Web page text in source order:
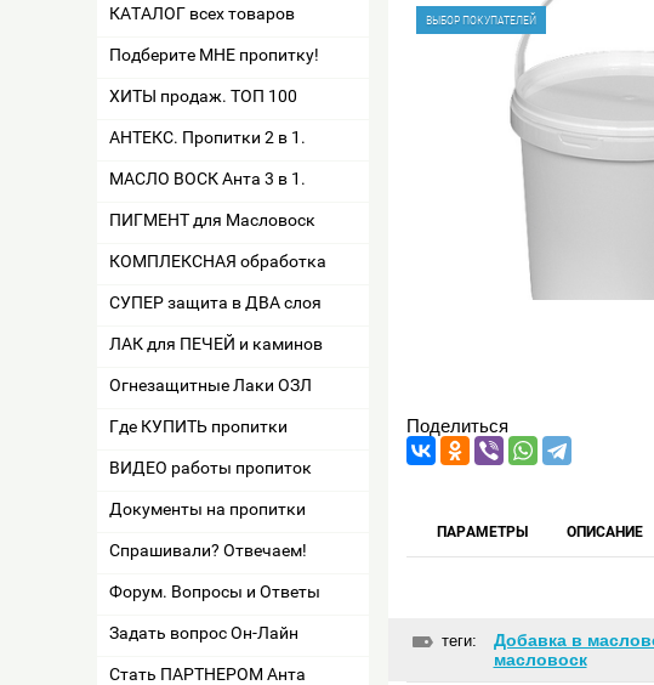
КАТАЛОГ всех товаров
Подберите МНЕ пропитку!
ХИТЫ продаж. ТОП 100
АНТЕКС. Пропитки 2 в 1.
МАСЛО ВОСК Анта 3 в 1.
ПИГМЕНТ для Масловоск
КОМПЛЕКСНАЯ обработка
СУПЕР защита в ДВА слоя
ЛАК для ПЕЧЕЙ и каминов
Огнезащитные Лаки ОЗЛ
Где КУПИТЬ пропитки
ВИДЕО работы пропиток
Документы на пропитки
Спрашивали? Отвечаем!
Форум. Вопросы и Ответы
Задать вопрос Он-Лайн
Стать ПАРТНЕРОМ Анта
ВЫБОР ПОКУПАТЕЛЕЙ
Поделиться
ПАРАМЕТРЫ ОПИСАНИЕ
теги: Добавка в
масловоск